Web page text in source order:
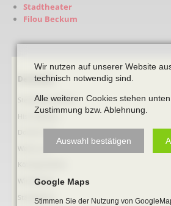
Stadtheater
Filou Beckum
Navigation
Denkmale
Stephanus-Kirche
Hist. Rathaus
Domitorium
Wehrturm
Köttings Mühle
Windmühle
Ständehaus
Wir nutzen auf unserer Website
technisch notwendig sind.
Alle weiteren Cookies stehen
Zustimmung bzw. Ablehnung.
Auswahl bestätigen
Google Maps
Stimmen Sie der Nutzung von